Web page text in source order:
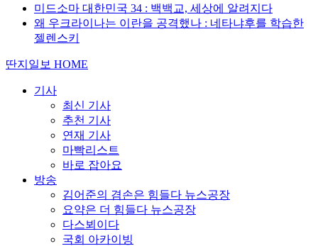
미드소마 대한민국 34 : 백백교, 세상에 알려지다
왜 우크라이나는 이란을 공격했나 : 네타냐후를 학습한
젤렌스키
딴지일보 HOME
기사
최신 기사
추천 기사
연재 기사
마빡리스트
바로 잡아요
방송
김어준의 겸손은 힘들다 뉴스공장
요약은 더 힘들다 뉴스공장
다스뵈이다
국회 아카이빙